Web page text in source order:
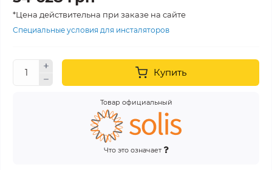
*Цена действительна при заказе на сайте
Специальные условия для инсталяторов
Купить
Товар официальный
Что это означает